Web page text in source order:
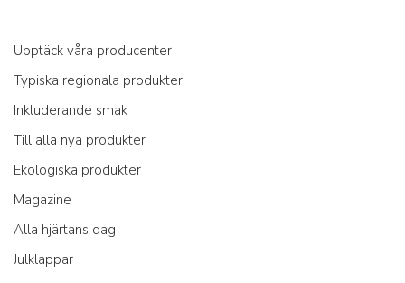
Upptäck våra producenter
Typiska regionala produkter
Inkluderande smak
Till alla nya produkter
Ekologiska produkter
Magazine
Alla hjärtans dag
Julklappar